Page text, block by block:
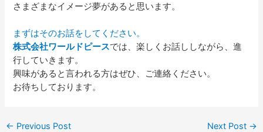
さまざまなイメージ夢があると思います。
まずはそのお話をしてください。
株式会社ワールドピースでは、楽しくお話ししながら、進
行していきます。
興味があると言われる方はぜひ、ご連絡ください。
お待ちしております。
← Previous Post Next Post →